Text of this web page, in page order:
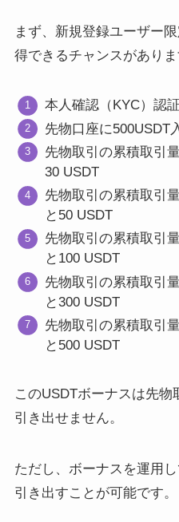
まず、新規登録ユーザー
得できるチャンスがありま
本人確認（KYC）認
先物口座に500USDT
先物取引の累積取引
30 USDT
先物取引の累積取引
と50 USDT
先物取引の累積取引
と100 USDT
先物取引の累積取引
と300 USDT
先物取引の累積取引
と500 USDT
このUSDTボーナスは先
引き出せません。
ただし、ボーナスを運用
引き出すことが可能です。